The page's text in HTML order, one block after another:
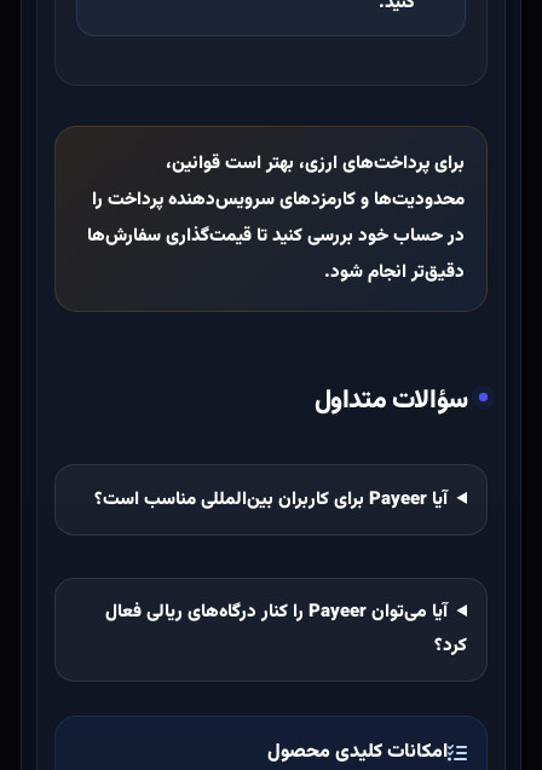
برای پرداخت‌های ارزی، بهتر است قوانین،
محدودیت‌ها و کارمزدهای سرویس‌دهنده پرداخت را
در حساب خود بررسی کنید تا قیمت‌گذاری سفارش‌ها
دقیق‌تر انجام شود.
سؤالات متداول
آیا Payeer برای کاربران بین‌المللی مناسب است؟
آیا می‌توان Payeer را کنار درگاه‌های ریالی فعال
کرد؟
امکانات کلیدی محصول